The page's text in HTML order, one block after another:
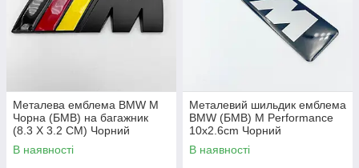
Металева емблема BMW M
Чорна (БМВ) на багажник
(8.3 X 3.2 СМ) Чорний
Жовтий Червоний
В наявності
Металевий шильдик емблема
BMW (БМВ) M Performance
10x2.6cm Чорний
В наявності